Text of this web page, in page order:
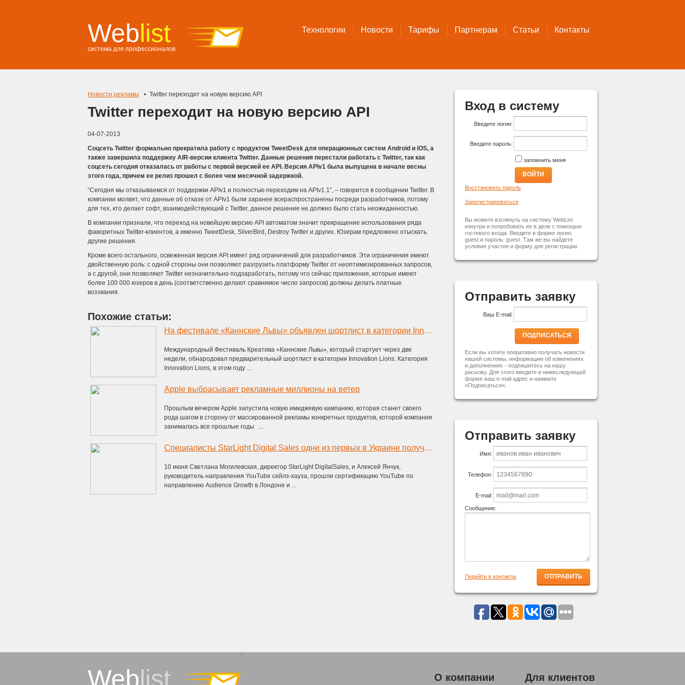
Weblist
система для профессионалов
Технологии Новости Тарифы Партнерам Статьи Контакты
Новости рекламы Twitter переходит на новую версию API
Twitter переходит на новую версию API
04-07-2013
Соцсеть Twitter формально прекратила работу с продуктом TweetDesk для операционных систем Android и iOS, а
также завершила поддержку AIR-версии клиента Twitter. Данные решения перестали работать с Twitter, так как
соцсеть сегодня отказалась от работы с первой версией ее API. Версия APIv1 была выпущена в начале весны
этого года, причем ее релиз прошел с более чем месячной задержкой.
“Сегодня мы отказываемся от поддержки APIv1 и полностью переходим на APIv1.1″, – говорится в сообщении Twitter. В
компании молвят, что данные об отказе от APIv1 были заранее всераспространены посреди разработчиков, потому
для тех, кто делает софт, взаимодействующий с Twitter, данное решение не должно было стать неожиданностью.
В компании признали, что переход на новейшую версию API автоматом значит прекращение использования ряда
фаворитных Twitter-клиентов, а именно TweetDesk, SilverBird, Destroy Twitter и других. Юзерам предложено отыскать
другие решения.
Кроме всего остального, освеженная версия API имеет ряд ограничений для разработчиков. Эти ограничения имеют
двойственную роль: с одной стороны они позволяют разгрузить платформу Twitter от неоптимизированных запросов,
а с другой, они позволяют Twitter незначительно подзаработать, потому что сейчас приложения, которые имеют
более 100 000 юзеров в день (соответственно делают сравнимое число запросов) должны делать платные
воззвания.
Похожие статьи:
На фестивале «Каннские Львы» объявлен шортлист в категории Innovation Lions
Международный Фестиваль Креатива «Каннские Львы», который стартует через две
недели, обнародовал предварительный шортлист в категории Innovation Lions. Категория
Innovation Lions, в этом году ...
Apple выбрасывает рекламные миллионы на ветер
Прошлым вечером Apple запустила новую имиджевую кампанию, которая станет своего
рода шагом в сторону от массированной рекламы конкретных продуктов, которой компания
занималась все прошлые годы ...
Специалисты StarLight Digital Sales ­одни из первых в Украине получили статус сертифицированных специалистов YouTube
10 июня Светлана Могилевская, директор StarLight DigitalSales, и Алексей Янчук,
руководитель направления YouTube сейлз-хауза, прошли сертификацию YouTube по
направлению Audience Growth в Лондоне и ...
Вход в систему
Введите логин:
Введите пароль:
запомнить меня
ВОЙТИ
Восстановить пароль
Зарегистрироваться
Вы можете взглянуть на систему WebList
изнутри и попробовать ее в деле с помощью
гостевого входа. Введите в форме логин:
guest и пароль: guest. Там же вы найдете
условия участия и форму для регистрации.
Отправить заявку
Ваш E-mail:
ПОДПИСАТЬСЯ
Если вы хотите оперативно получать новости
нашей системы, информацию об изменениях
и дополнениях - подпишитесь на нашу
расылку. Для этого введите в нижеследующей
форме ваш e-mail адрес и нажмите
«Подписаться».
Отправить заявку
Имя:
Телефон:
E-mail:
Сообщение:
Перейти в контакты
Weblist
`
О компании Для клиентов